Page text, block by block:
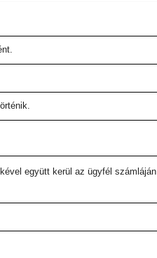
együtt kerül az ügyfél számláján